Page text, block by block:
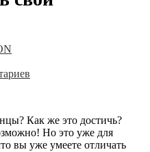
Как же это достичь?
Но это уже для
вы уже умеете отличать